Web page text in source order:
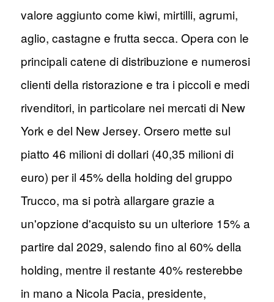
valore aggiunto come kiwi, mirtilli, agrumi,
aglio, castagne e frutta secca. Opera con le
principali catene di distribuzione e numerosi
clienti della ristorazione e tra i piccoli e medi
rivenditori, in particolare nei mercati di New
York e del New Jersey. Orsero mette sul
piatto 46 milioni di dollari (40,35 milioni di
euro) per il 45% della holding del gruppo
Trucco, ma si potrà allargare grazie a
un'opzione d'acquisto su un ulteriore 15% a
partire dal 2029, salendo fino al 60% della
holding, mentre il restante 40% resterebbe
in mano a Nicola Pacia, presidente,